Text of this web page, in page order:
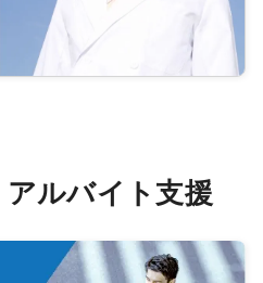
ルバイト支援